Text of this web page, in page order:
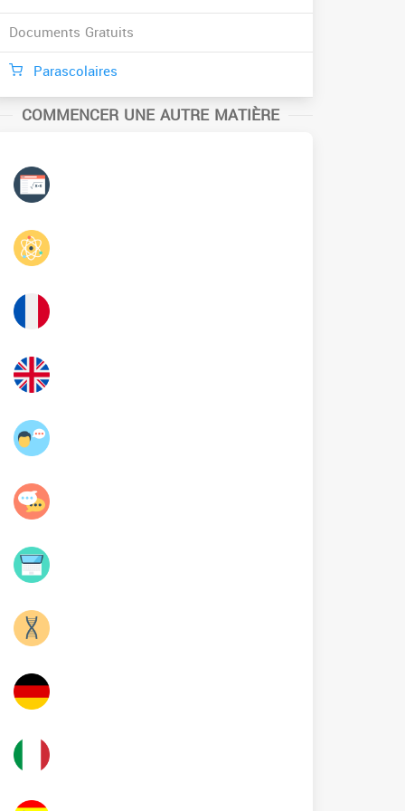
Documents Gratuits
Parascolaires
COMMENCER UNE AUTRE MATIÈRE